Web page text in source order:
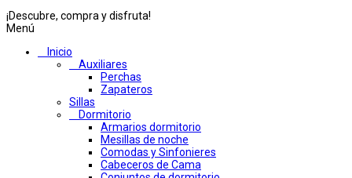
¡Descubre, compra y disfruta!
Menú
Inicio
Auxiliares
Perchas
Zapateros
Sillas
Dormitorio
Armarios dormitorio
Mesillas de noche
Comodas y Sinfonieres
Cabeceros de Cama